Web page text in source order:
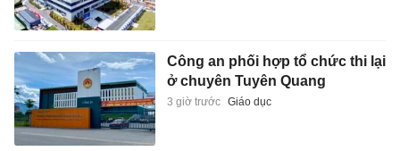
Công an phối hợp tổ chức thi lại
ở chuyên Tuyên Quang
3 giờ trước Giáo dục